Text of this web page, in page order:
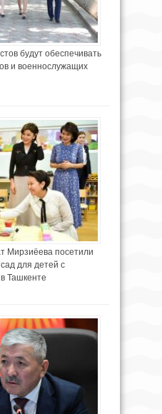
будут обеспечивать
и военнослужащих
Мирзиёева посетили
для детей с
Ташкенте